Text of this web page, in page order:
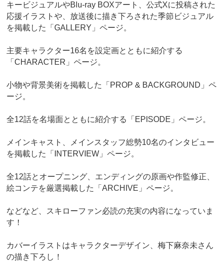
キービジュアルやBlu-ray BOXアート、公式Xに投稿された
応援イラストや、放送後に描き下ろされた季節ビジュアル
を掲載した「GALLERY」ページ。
主要キャラクター16名を設定画とともに紹介する
「CHARACTER」ページ。
小物や背景美術を掲載した「PROP & BACKGROUND」ペ
ージ。
全12話を名場面とともに紹介する「EPISODE」ページ。
メインキャスト、メインスタッフ総勢10名のインタビュー
を掲載した「INTERVIEW」ページ。
全12話とオープニング、エンディングの原画や作監修正、
絵コンテを厳選掲載した「ARCHIVE」ページ。
などなど、スキローファン必読の充実の内容になっていま
す！
カバーイラストはキャラクターデザイン、梅下麻奈未さん
の描き下ろし！